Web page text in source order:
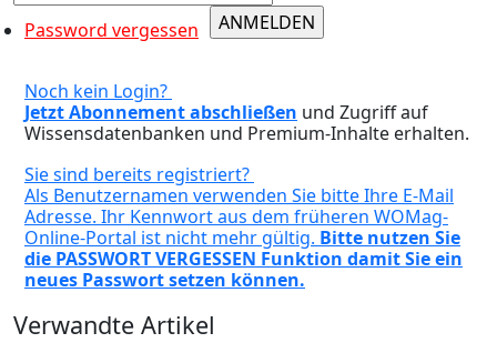
Password vergessen
Noch kein Login?
Jetzt Abonnement abschließen
Wissensdatenbanken und Premium-Inhalte erhalten.
Sie sind bereits registriert?
Als Benutzernamen verwenden Sie bitte Ihre E-Mail
Adresse. Ihr Kennwort aus dem früheren WOMag-
Online-Portal ist nicht mehr gültig. Bitte nutzen Sie
die PASSWORT VERGESSEN Funktion damit Sie ein
neues Passwort setzen können.
Verwandte Artikel